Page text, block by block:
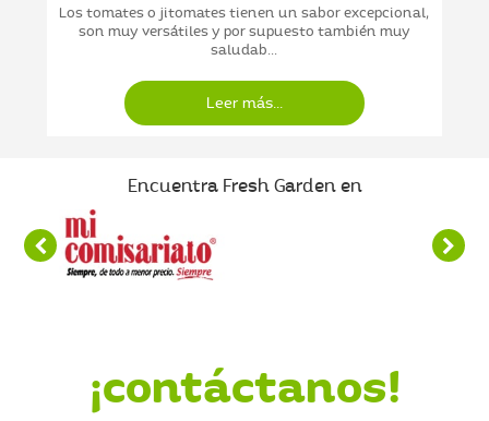
Los tomates o jitomates tienen un sabor excepcional,
son muy versátiles y por supuesto también muy
saludab...
Leer más...
Encuentra Fresh Garden en
¡contáctanos!